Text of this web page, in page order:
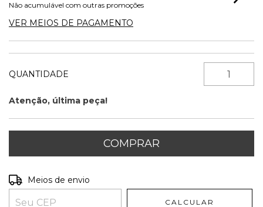
Não acumulável com outras promoções
VER MEIOS DE PAGAMENTO
QUANTIDADE
Atenção, última peça!
Entregas para o CEP:
Meios de envio
CALCULAR